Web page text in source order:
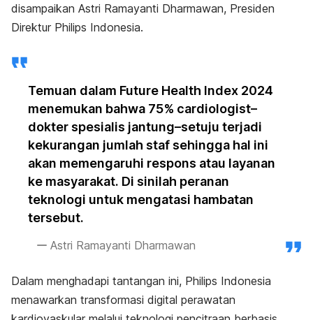
disampaikan Astri Ramayanti Dharmawan, Presiden
Direktur Philips Indonesia.
Temuan dalam Future Health Index 2024
menemukan bahwa 75% cardiologist–
dokter spesialis jantung–setuju terjadi
kekurangan jumlah staf sehingga hal ini
akan memengaruhi respons atau layanan
ke masyarakat. Di sinilah peranan
teknologi untuk mengatasi hambatan
tersebut.
Astri Ramayanti Dharmawan
Dalam menghadapi tantangan ini, Philips Indonesia
menawarkan transformasi digital perawatan